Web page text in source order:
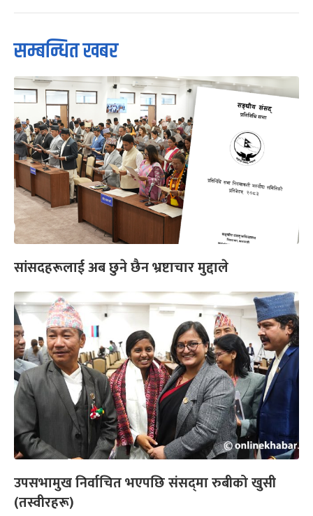
सम्बन्धित खबर
सांसदहरूलाई अब छुने छैन भ्रष्टाचार मुद्दाले
उपसभामुख निर्वाचित भएपछि संसद्‌मा रुबीको खुसी
(तस्वीरहरू)